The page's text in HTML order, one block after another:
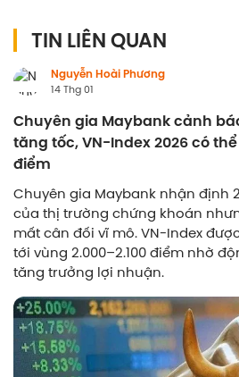
TIN LIÊN QUAN
Nguyễn Hoài Phương
14 Thg 01
Chuyên gia Maybank cảnh
tăng tốc, VN-Index 2026 có
điểm
Chuyên gia Maybank nhận định
của thị trường chứng khoán
mất cân đối vĩ mô. VN-Index
tới vùng 2.000–2.100 điểm nhờ
tăng trưởng lợi nhuận.